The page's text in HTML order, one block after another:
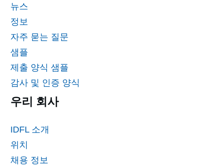
뉴스
정보
자주 묻는 질문
샘플
제출 양식 샘플
감사 및 인증 양식
우리 회사
IDFL 소개
위치
채용 정보